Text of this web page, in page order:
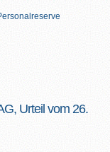
Urteil vom 26.